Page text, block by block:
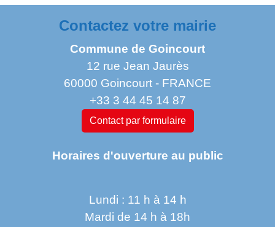
Contactez votre mairie
Commune de Goincourt
12 rue Jean Jaurès
60000 Goincourt - FRANCE
+33 3 44 45 14 87
Contact par formulaire
Horaires d'ouverture au public
Lundi : 11 h à 14 h
Mardi de 14 h à 18h